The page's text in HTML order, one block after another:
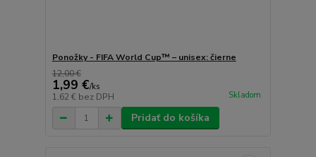
Ponožky - FIFA World Cup™ – unisex: čierne
12,00 €
1,99 €/ks
1,62 € bez DPH Skladom
Pridať do košíka